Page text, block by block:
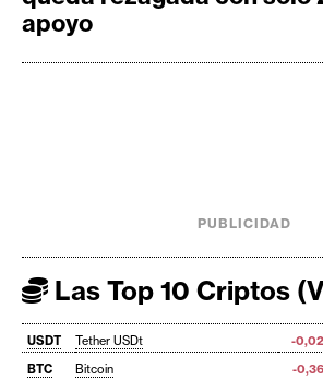
apoyo
PUBLICIDAD
Las Top 10 Criptos
USDT Tether USDt -
BTC
Bitcoin -